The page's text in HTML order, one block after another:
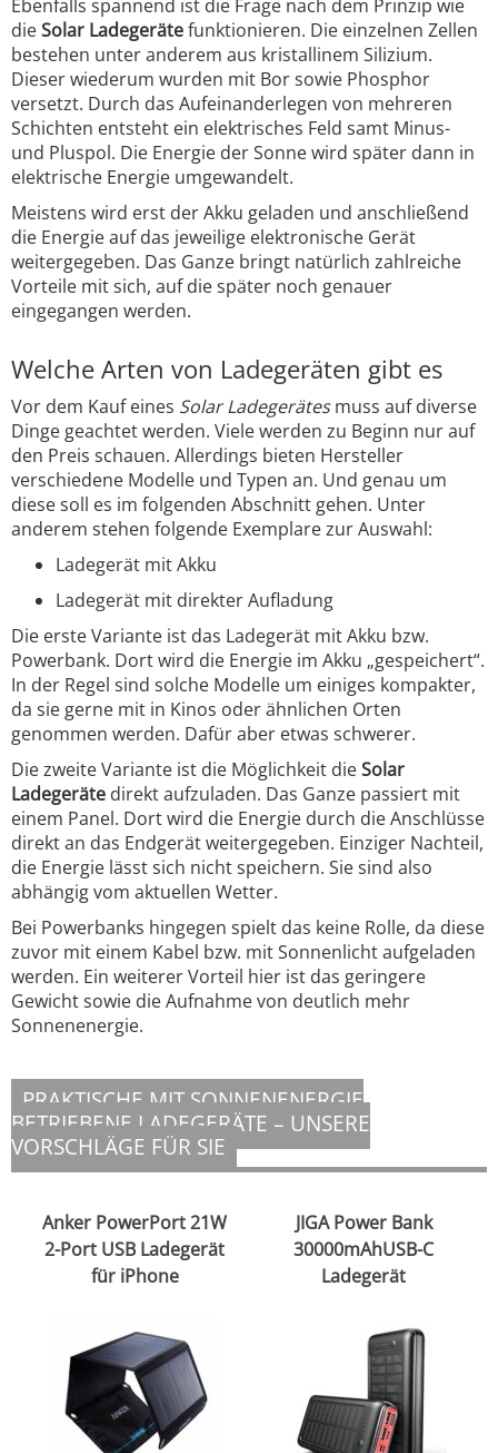
Ebenfalls spannend ist die Frage nach dem Prinzip wie
dieSolar Ladegerätefunktionieren. Die einzelnen Zellen
bestehen unter anderem aus kristallinem Silizium.
Dieser wiederum wurden mit Bor sowie Phosphor
versetzt. Durch das Aufeinanderlegen von mehreren
Schichten entsteht ein elektrisches Feld samt Minus-
und Pluspol. Die Energie der Sonne wird später dann in
elektrische Energie umgewandelt.
Meistens wird erst der Akku geladen und anschließend
die Energie auf das jeweilige elektronische Gerät
weitergegeben. Das Ganze bringt natürlich zahlreiche
Vorteile mit sich, auf die später noch genauer
eingegangen werden.
Welche Arten von Ladegeräten gibt es
Vor dem Kauf eines Solar Ladegerätesmuss auf diverse
Dinge geachtet werden. Viele werden zu Beginn nur auf
den Preis schauen. Allerdings bieten Hersteller
verschiedene Modelle und Typen an. Und genau um
diese soll es im folgenden Abschnitt gehen. Unter
anderem stehen folgende Exemplare zur Auswahl:
Ladegerät mit Akku
Ladegerät mit direkter Aufladung
Die erste Variante ist das Ladegerät mit Akku bzw.
Powerbank. Dort wird die Energie im Akku „gespeichert“.
In der Regel sind solche Modelle um einiges kompakter,
da sie gerne mit in Kinos oder ähnlichen Orten
genommen werden. Dafür aber etwas schwerer.
Die zweite Variante ist die Möglichkeit dieSolar
Ladegeräte direkt aufzuladen. Das Ganze passiert mit
einem Panel. Dort wird die Energie durch die Anschlüsse
direkt an das Endgerät weitergegeben. Einziger Nachteil,
die Energie lässt sich nicht speichern. Sie sind also
abhängig vom aktuellen Wetter.
Bei Powerbanks hingegen spielt das keine Rolle, da diese
zuvor mit einem Kabel bzw. mit Sonnenlicht aufgeladen
werden. Ein weiterer Vorteil hier ist das geringere
Gewicht sowie die Aufnahme von deutlich mehr
Sonnenenergie.
PRAKTISCHE MIT SONNENENERGIE
BETRIEBENE LADEGERÄTE – UNSERE
VORSCHLÄGE FÜR SIE
Anker PowerPort 21W
2-Port USB Ladegerät
für iPhone
JIGA Power Bank
30000mAhUSB-C
Ladegerät